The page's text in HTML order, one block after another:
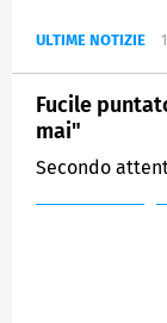
ULTIME NOTIZIE
Fucile
mai"
Secondo